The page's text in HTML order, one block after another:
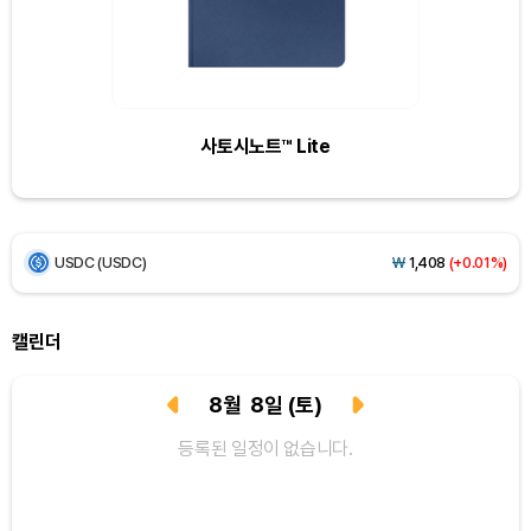
사토시노트™ Lite
USDC (USDC) ₩1,408(+0.01%)
XRP (XRP) ₩1,459(+0.15%)
캘린더
8월 8일 (토)
등록된 일정이 없습니다.